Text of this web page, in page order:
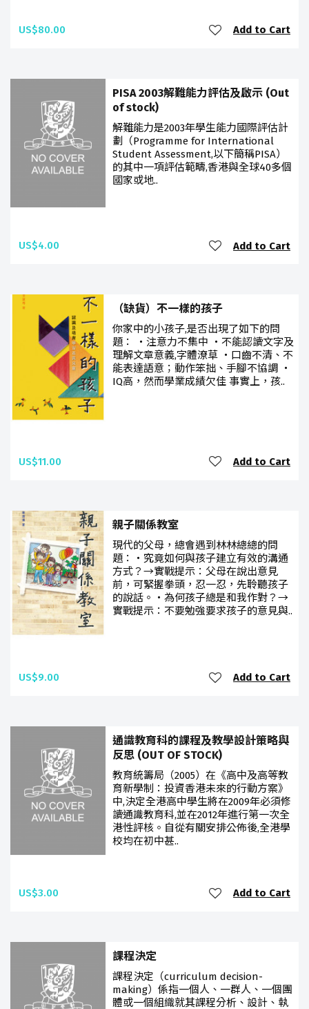
US$80.00 Add to Cart
PISA 2003解難能力評估及啟示 (Out
of stock)
解難能力是2003年學生能力國際評估計
劃（Programme for International
Student Assessment,以下簡稱PISA）
的其中一項評估範疇,香港與全球40多個
國家或地..
US$4.00 Add to Cart
（缺貨）不一樣的孩子
你家中的小孩子,是否出現了如下的問
題： ‧注意力不集中 ‧不能認讀文字及
理解文章意義,字體潦草 ‧口齒不清、不
能表達語意；動作笨拙、手腳不協調 ‧
IQ高，然而學業成績欠佳 事實上，孩..
US$11.00 Add to Cart
親子關係教室
現代的父母，總會遇到林林總總的問
題：‧究竟如何與孩子建立有效的溝通
方式？→實戰提示：父母在說出意見
前，可緊握拳頭，忍一忍，先聆聽孩子
的說話。‧為何孩子總是和我作對？→
實戰提示：不要勉強要求孩子的意見與..
US$9.00 Add to Cart
通識教育科的課程及教學設計策略與
反思 (OUT OF STOCK)
教育統籌局（2005）在《高中及高等教
育新學制：投資香港未來的行動方案》
中,決定全港高中學生將在2009年必須修
讀通識教育科,並在2012年進行第一次全
港性評核。自從有關安排公佈後,全港學
校均在初中甚..
US$3.00 Add to Cart
課程決定
課程決定（curriculum decision-
making）係指一個人、一群人、一個團
體或一個組織就其課程分析、設計、執